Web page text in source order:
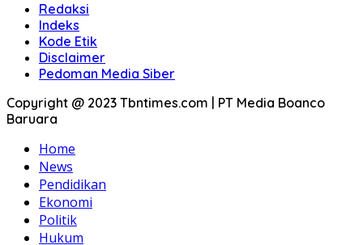
Redaksi
Indeks
Kode Etik
Disclaimer
Pedoman Media Siber
Copyright @ 2023 Tbntimes.com | PT Media Boanco
Baruara
Home
News
Pendidikan
Ekonomi
Politik
Hukum